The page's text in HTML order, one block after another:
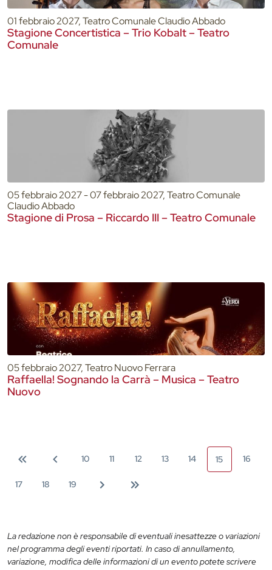
01 febbraio 2027, Teatro Comunale Claudio Abbado
Stagione Concertistica – Trio Kobalt – Teatro
Comunale
05 febbraio 2027 - 07 febbraio 2027, Teatro Comunale
Claudio Abbado
Stagione di Prosa – Riccardo III – Teatro Comunale
05 febbraio 2027, Teatro Nuovo Ferrara
Raffaella! Sognando la Carrà – Musica – Teatro
Nuovo
10 11 12 13 14 15 16
17 18 19
La redazione non è responsabile di eventuali inesattezze o variazioni
nel programma degli eventi riportati. In caso di annullamento,
variazione, modifica delle informazioni di un evento potete scrivere